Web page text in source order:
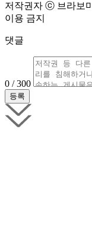
저작권자 ⓒ 브라보
이용 금지
댓글
0 / 300